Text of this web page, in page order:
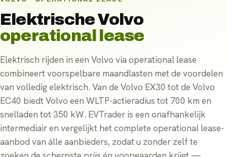
ElektrischeVolvo
operational lease
Elektrisch rijden in een Volvo via operational lease
combineert voorspelbare maandlasten met de voordelen
van volledig elektrisch. Van de Volvo EX30 tot de Volvo
EC40 biedt Volvo een WLTP-actieradius tot 700 km en
snelladen tot 350 kW. EVTrader is een onafhankelijk
intermediair en vergelijkt het complete operational lease-
aanbod van álle aanbieders, zodat u zonder zelf te